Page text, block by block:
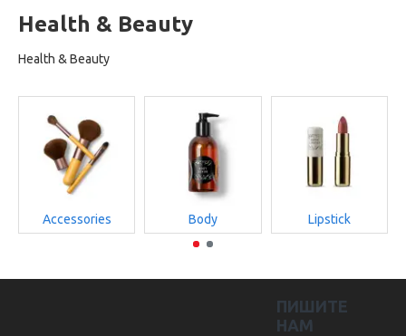
Health & Beauty
Health & Beauty
Accessories Body Lipstick
ПИШИТЕ
НАМ